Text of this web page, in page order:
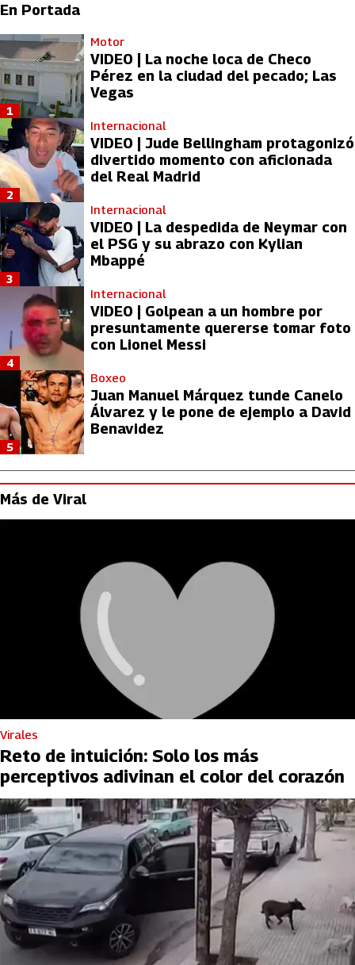
En Portada
Motor
VIDEO | La noche loca de Checo
Pérez en la ciudad del pecado; Las
Vegas
1
Internacional
VIDEO | Jude Bellingham protagonizó
divertido momento con aficionada
del Real Madrid
2
Internacional
VIDEO | La despedida de Neymar con
el PSG y su abrazo con Kylian
Mbappé
3
Internacional
VIDEO | Golpean a un hombre por
presuntamente quererse tomar foto
con Lionel Messi
4
Boxeo
Juan Manuel Márquez tunde Canelo
Álvarez y le pone de ejemplo a David
Benavidez
5
Más de Viral
Virales
Reto de intuición: Solo los más
perceptivos adivinan el color del corazón